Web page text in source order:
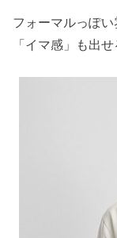
フォーマルっぽ
「イマ感」も出